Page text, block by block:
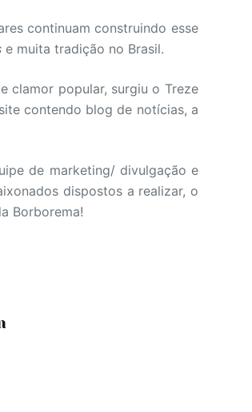
continuam construindo esse
e muita tradição no Brasil.
clamor popular, surgiu o Treze
contendo blog de notícias, a
de marketing/ divulgação e
dispostos a realizar, o
Borborema!